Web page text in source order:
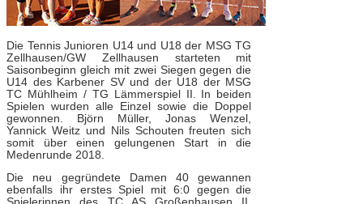
Die Tennis Junioren U14 und U18 der MSG TG
Zellhausen/GW Zellhausen starteten mit
Saisonbeginn gleich mit zwei Siegen gegen die
U14 des Karbener SV und der U18 der MSG
TC Mühlheim / TG Lämmerspiel II. In beiden
Spielen wurden alle Einzel sowie die Doppel
gewonnen. Björn Müller, Jonas Wenzel,
Yannick Weitz und Nils Schouten freuten sich
somit über einen gelungenen Start in die
Medenrunde 2018.
Die neu gegründete Damen 40 gewannen
ebenfalls ihr erstes Spiel mit 6:0 gegen die